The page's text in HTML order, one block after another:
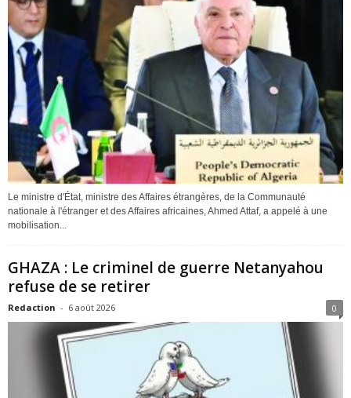
Le ministre d'État, ministre des Affaires étrangères, de la Communauté
nationale à l'étranger et des Affaires africaines, Ahmed Attaf, a appelé à une
mobilisation...
GHAZA : Le criminel de guerre Netanyahou
refuse de se retirer
Redaction - 6 août 2026 0